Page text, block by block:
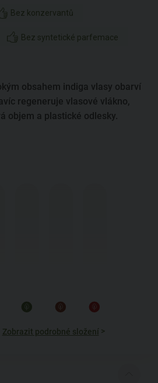
Bez konzervantů
Bez syntetické parfemace
obsahem indiga vlasy obarví
regeneruje vlasové vlákno,
objem a plastické odlesky.
Zobrazit podrobné složení >